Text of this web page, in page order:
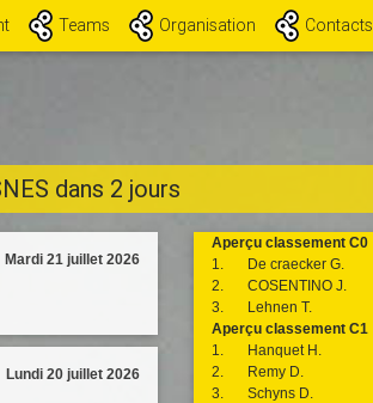
Teams Organisation Contacts
dans 2 jours
Mardi 21 juillet 2026
Lundi 20 juillet 2026
Aperçu classement C0
1.
De craecker G.
2.
COSENTINO J.
3.
Lehnen T.
Aperçu classement C1
1.
Hanquet H.
2.
Remy D.
3.
Schyns D.